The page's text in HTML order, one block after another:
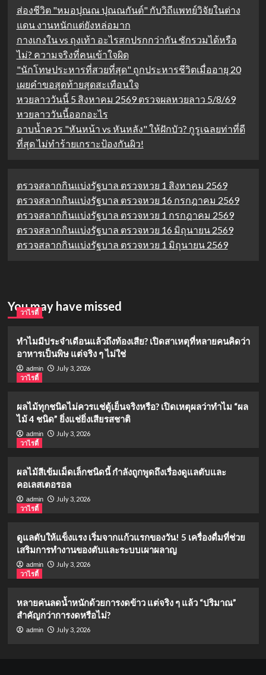
ส่องชีวิต "หมอปุณณ ปุณณกันต์" กับวิถีแพทย์วิจัยในต่าง
แดน งานหนักแต่ยังหล่อมาก
กางเกงใน vs ถุงเท้า อะไรสกปรกกว่ากัน ซักรวมได้หรือ
ไม่? ความจริงที่คนเข้าใจผิด
"นักโทษประหารที่สวยที่สุด" ถูกประหารชีวิตเมื่ออายุ 20
เผยคำขอสุดท้ายสุดสะเทือนใจ
หวยลาววันนี้ 5 สิงหาคม 2569 ตรวจผลหวยลาว 5/8/69
หวยลาววันนี้ออกอะไร
อาบน้ำควร "หันหน้า vs หันหลัง" ให้ฝักบัว? กูรูเฉลยท่าที่ดี
ที่สุด ไม่ทำร้ายเกราะป้องกันผิว!
ตรวจสลากกินแบ่งรัฐบาล ตรวจหวย 1 สิงหาคม 2569
ตรวจสลากกินแบ่งรัฐบาล ตรวจหวย 16 กรกฎาคม 2569
ตรวจสลากกินแบ่งรัฐบาล ตรวจหวย 1 กรกฎาคม 2569
ตรวจสลากกินแบ่งรัฐบาล ตรวจหวย 16 มิถุนายน 2569
ตรวจสลากกินแบ่งรัฐบาล ตรวจหวย 1 มิถุนายน 2569
You may have missed
วาไรตี้
ทำไมมีประจำเดือนแล้วถึงท้องเสีย? เปิดสาเหตุที่หลายคนคิดว่า
อาหารเป็นพิษ แต่จริง ๆ ไม่ใช่
admin
July 3, 2026
วาไรตี้
ผลไม้ทุกชนิดไม่ควรแช่ตู้เย็นจริงหรือ? เปิดเหตุผลว่าทำไม “ผล
ไม้ 4 ชนิด” ยิ่งแช่ยิ่งเสียรสชาติ
admin
July 3, 2026
วาไรตี้
ผลไม้สีเข้มเม็ดเล็กชนิดนี้ กำลังถูกพูดถึงเรื่องดูแลตับและ
คอเลสเตอรอล
admin
July 3, 2026
วาไรตี้
ดูแลตับให้แข็งแรง เริ่มจากแก้วแรกของวัน! 5 เครื่องดื่มที่ช่วย
เสริมการทำงานของตับและระบบเผาผลาญ
admin
July 3, 2026
วาไรตี้
หลายคนลดน้ำหนักด้วยการงดข้าว แต่จริง ๆ แล้ว “ปริมาณ”
สำคัญกว่าการงดหรือไม่?
admin July 3, 2026